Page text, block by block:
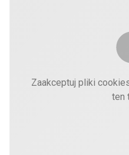
Zaakceptuj pliki
ten